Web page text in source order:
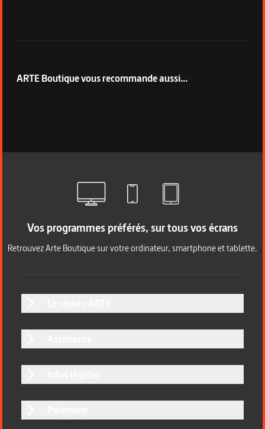
ARTE Boutique vous recommande aussi...
Vos programmes préférés, sur tous vos écrans
Retrouvez Arte Boutique sur votre ordinateur, smartphone et tablette.